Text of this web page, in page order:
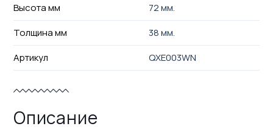
Высота мм
72 мм.
Толщина мм
38 мм.
Артикул
QXE003WN
Описание